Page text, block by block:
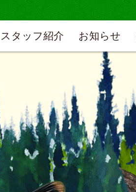
スタッフ紹介 お知らせ